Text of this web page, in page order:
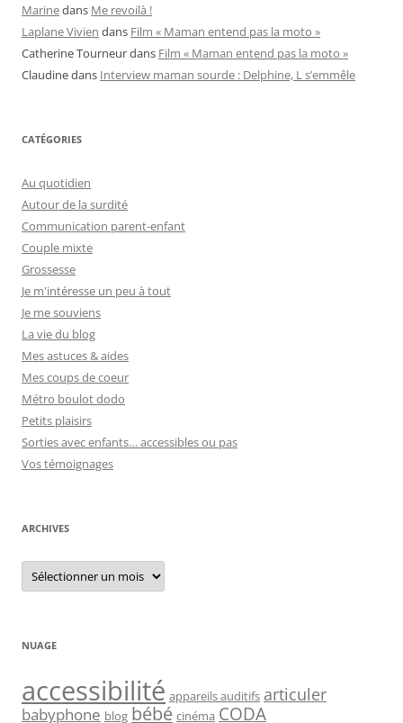
Marinedans Me revoilà !
Laplane Vivien dans Film « Maman entend pas la moto »
Catherine Tourneurdans Film « Maman entend pas la moto »
Claudinedans Interview maman sourde : Delphine, L s’emmêle
CATÉGORIES
Au quotidien
Autour de la surdité
Communication parent-enfant
Couple mixte
Grossesse
Je m'intéresse un peu à tout
Je me souviens
La vie du blog
Mes astuces & aides
Mes coups de coeur
Métro boulot dodo
Petits plaisirs
Sorties avec enfants… accessibles ou pas
Vos témoignages
ARCHIVES
Archives
NUAGE
accessibilité appareils auditifs articuler
babyphone blog bébé cinéma CODA